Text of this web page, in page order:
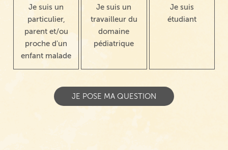
Je suis un
particulier,
parent et/ou
proche d'un
enfant malade
Je suis un
travailleur du
domaine
pédiatrique
Je suis
étudiant